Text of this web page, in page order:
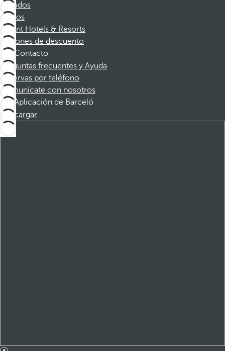
Afiliados
Socios
Dorint Hotels & Resorts
Cupones de descuento
Contacto
Preguntas frecuentes y Ayuda
Reservas por teléfono
Comunícate con nosotros
Aplicación de Barceló
Descargar